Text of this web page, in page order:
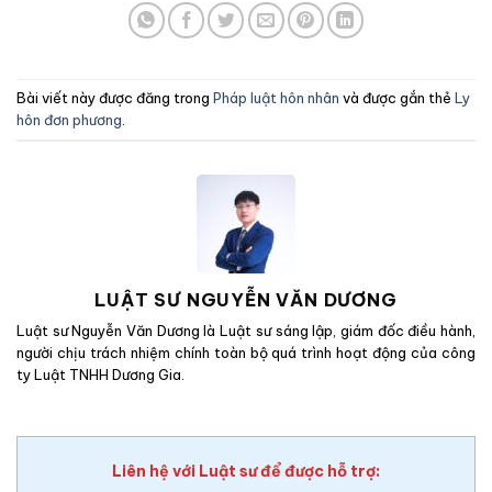
Bài viết này được đăng trong Pháp luật hôn nhân và được gắn thẻ Ly
hôn đơn phương
LUẬT SƯ NGUYỄN VĂN DƯƠNG
Luật sư Nguyễn Văn Dương là Luật sư sáng lập, giám đốc điều hành,
người chịu trách nhiệm chính toàn bộ quá trình hoạt động của công
ty Luật TNHH Dương Gia.
Liên hệ với Luật sư để được hỗ trợ: